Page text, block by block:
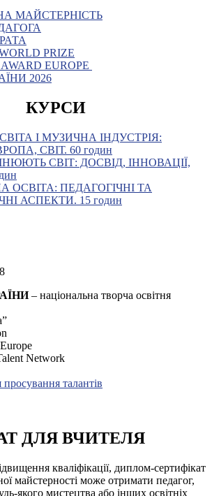
МАЙСТЕРНІСТЬ
PRIZE
EUROPE
2026
КУРСИ
І МУЗИЧНА ІНДУСТРІЯ:
СВІТ. 60 годин
СВІТ: ДОСВІД, ІННОВАЦІЇ,
ОСВІТА: ПЕДАГОГІЧНІ ТА
АСПЕКТИ. 15 годин
– національна творча освітня
Network
просування талантів
ДЛЯ ВЧИТЕЛЯ
кваліфікації, диплом-сертифікат
майстерності може отримати педагог,
якого мистецтва або інших освітніх